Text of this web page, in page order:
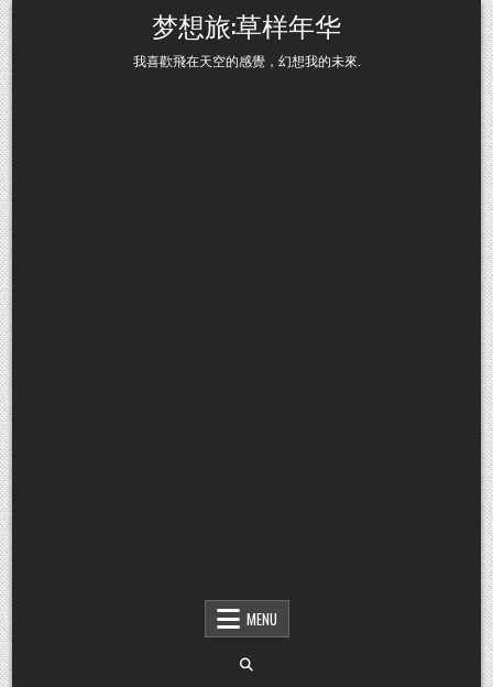
Skip to content 梦想旅:草样年华
我喜歡飛在天空的感覺，幻想我的未來.
MENU